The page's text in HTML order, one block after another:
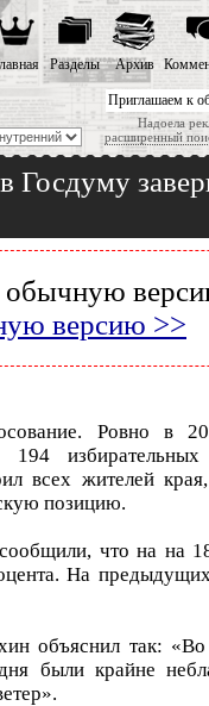
Приглашаем к
Надоела
расширенный
Разделы Архив
версию >>
Ровно в
194
всех жителей
позицию.
что на на
На
объяснил так:
были крайне